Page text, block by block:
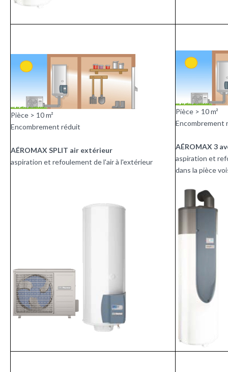
Pièce > 10 m²
Encombrement réduit
AÉROMAX SPLIT air extérieur
aspiration et refoulement de l'air à l'extérieur
Pièce > 10 m²
Encombrement
AÉROMAX 3
aspiration et
dans la pièce